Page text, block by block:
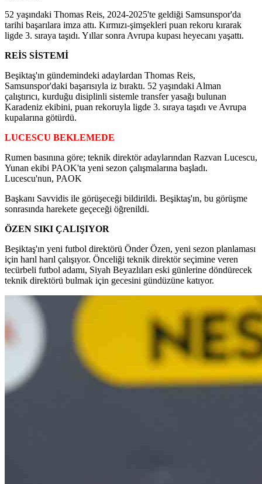
52 yaşındaki Thomas Reis, 2024-2025'te geldiği Samsunspor'da
tarihi başarılara imza attı. Kırmızı-şimşekleri puan rekoru kırarak
ligde 3. sıraya taşıdı. Yıllar sonra Avrupa kupası heyecanı yaşattı.
REİS SİSTEMİ
Beşiktaş'ın gündemindeki adaylardan Thomas Reis,
Samsunspor'daki başarısıyla iz bıraktı. 52 yaşındaki Alman
çalıştırıcı, kurduğu disiplinli sistemle transfer yasağı bulunan
Karadeniz ekibini, puan rekoruyla ligde 3. sıraya taşıdı ve Avrupa
kupalarına götürdü.
LUCESCU BEKLEMEDE
Rumen basınına göre; teknik direktör adaylarından Razvan Lucescu,
Yunan ekibi PAOK'ta yeni sezon çalışmalarına başladı.
Lucescu'nun, PAOK
Başkanı Savvidis ile görüşeceği bildirildi. Beşiktaş'ın, bu görüşme
sonrasında harekete geçeceği öğrenildi.
ÖZEN SIKI ÇALIŞIYOR
Beşiktaş'ın yeni futbol direktörü Önder Özen, yeni sezon planlaması
için harıl harıl çalışıyor. Önceliği teknik direktör seçimine veren
tecürbeli futbol adamı, Siyah Beyazlıları eski günlerine döndürecek
teknik direktörü bulmak için gecesini gündüzüne katıyor.